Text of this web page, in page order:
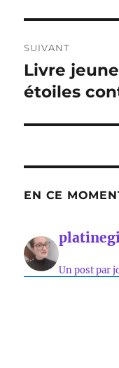
SUIVANT
Publication
suivante :
Livre
étoiles
EN CE
Un post par